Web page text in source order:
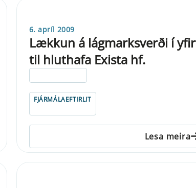
6. apríl 2009
Lækkun á lágmarksverði í
til hluthafa Exista hf.
FJÁRMÁLAEFTIRLIT
Lesa meira